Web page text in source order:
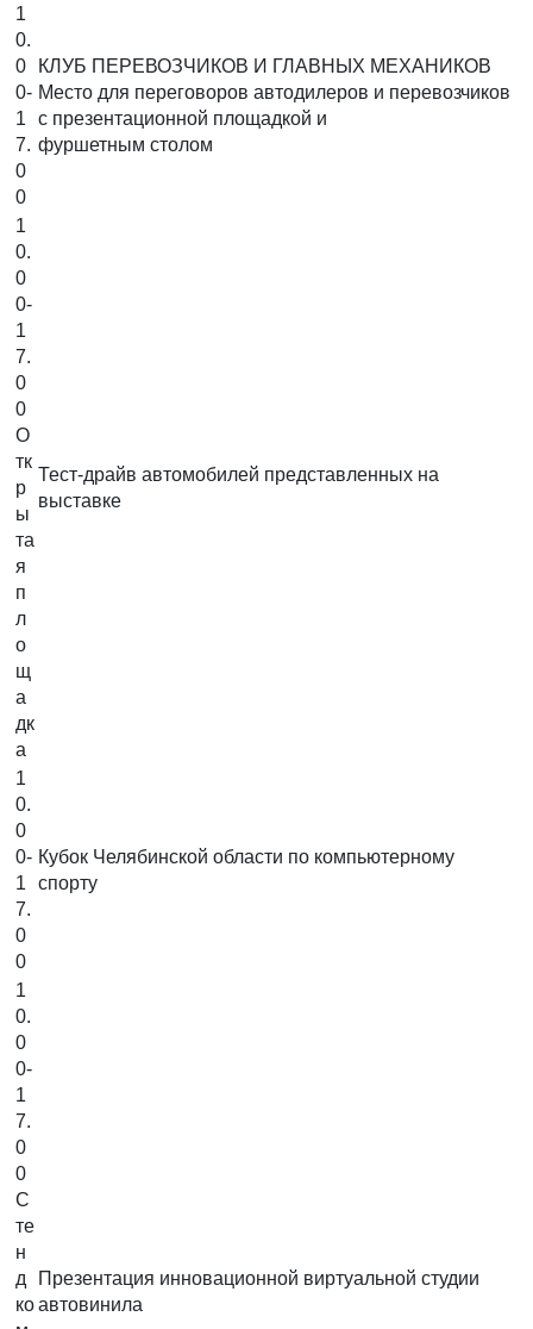
1
0.
0
0-
1
7.
0
0
КЛУБ ПЕРЕВОЗЧИКОВ И ГЛАВНЫХ МЕХАНИКОВ
Место для переговоров автодилеров и перевозчиков
с презентационной площадкой и
фуршетным столом
1
0.
0
0-
1
7.
0
0
О
тк
р
ы
та
я
п
л
о
щ
а
дк
а
Тест-драйв автомобилей представленных на
выставке
1
0.
0
0-
1
7.
0
0
Кубок Челябинской области по компьютерному
спорту
1
0.
0
0-
1
7.
0
0
С
те
н
д
ко
Презентация инновационной виртуальной студии
автовинила